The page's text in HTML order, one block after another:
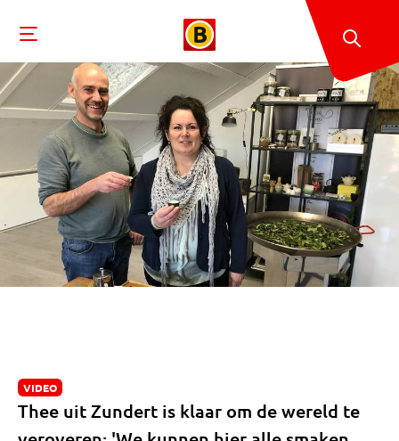
VIDEO
Thee uit Zundert is klaar om de wereld te